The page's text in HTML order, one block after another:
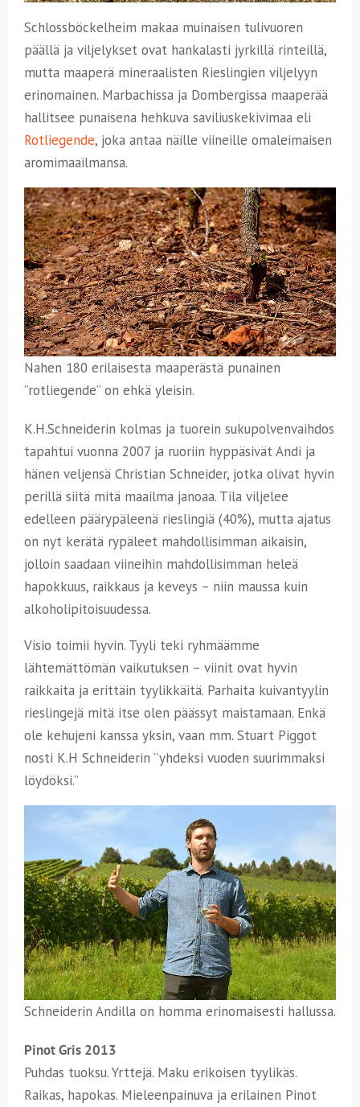
Schlossböckelheim makaa muinaisen tulivuoren
päällä ja viljelykset ovat hankalasti jyrkillä rinteillä,
mutta maaperä mineraalisten Rieslingien viljelyyn
erinomainen. Marbachissa ja Dombergissa maaperää
hallitsee punaisena hehkuva saviliuskekivimaa eli
Rotliegende, joka antaa näille viineille omaleimaisen
aromimaailmansa.
Nahen 180 erilaisesta maaperästä punainen
”rotliegende” on ehkä yleisin.
K.H.Schneiderin kolmas ja tuorein sukupolvenvaihdos
tapahtui vuonna 2007 ja ruoriin hyppäsivät Andi ja
hänen veljensä Christian Schneider, jotka olivat hyvin
perillä siitä mitä maailma janoaa. Tila viljelee
edelleen päärypäleenä rieslingiä (40%), mutta ajatus
on nyt kerätä rypäleet mahdollisimman aikaisin,
jolloin saadaan viineihin mahdollisimman heleä
hapokkuus, raikkaus ja keveys – niin maussa kuin
alkoholipitoisuudessa.
Visio toimii hyvin. Tyyli teki ryhmäämme
lähtemättömän vaikutuksen – viinit ovat hyvin
raikkaita ja erittäin tyylikkäitä. Parhaita kuivantyylin
rieslingejä mitä itse olen päässyt maistamaan. Enkä
ole kehujeni kanssa yksin, vaan mm. Stuart Piggot
nosti K.H Schneiderin ”yhdeksi vuoden suurimmaksi
löydöksi.”
Schneiderin Andilla on homma erinomaisesti hallussa.
Pinot Gris 2013
Puhdas tuoksu. Yrttejä. Maku erikoisen tyylikäs.
Raikas, hapokas. Mieleenpainuva ja erilainen Pinot